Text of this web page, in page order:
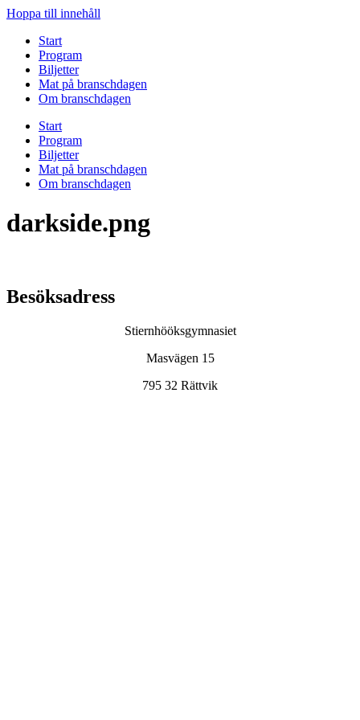
Hoppa till innehåll
Start
Program
Biljetter
Mat på branschdagen
Om branschdagen
Start
Program
Biljetter
Mat på branschdagen
Om branschdagen
darkside.png
Besöksadress
Stiernhööksgymnasiet
Masvägen 15
795 32 Rättvik